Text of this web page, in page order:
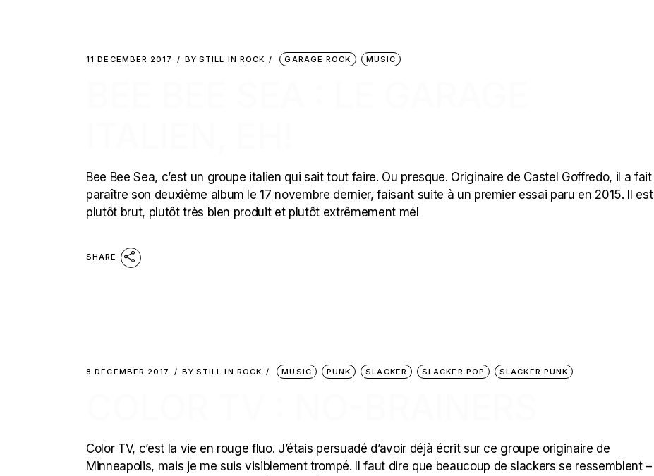
11 DECEMBER 2017 BY STILL IN ROCK GARAGE ROCK MUSIC
Bee Bee Sea, c’est un groupe italien qui sait tout faire. Ou presque. Originaire de Castel Goffredo, il a fait
paraître son deuxième album le 17 novembre dernier, faisant suite à un premier essai paru en 2015. Il est
plutôt brut, plutôt très bien produit et plutôt extrêmement mél
SHARE
8 DECEMBER 2017 BY STILL IN ROCK MUSIC PUNK SLACKER SLACKER POP SLACKER PUNK
Color TV, c’est la vie en rouge fluo. J’étais persuadé d’avoir déjà écrit sur ce groupe originaire de
Minneapolis, mais je me suis visiblement trompé. Il faut dire que beaucoup de slackers se ressemblent –